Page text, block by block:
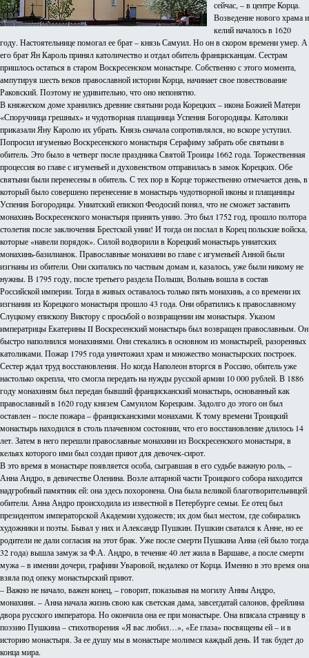
сейчас, – в центре Корца.
Возведение нового храма и
келий началось в 1620
году. Настоятельнице помогал ее брат – князь Самуил. Но он в скором времени умер. А
его брат Ян Кароль принял католичество и отдал обитель францисканцам. Сестрам
пришлось остаться в старом Воскресенском монастыре. Собственно с этого момента,
ампутируя шесть веков православной истории Корца, начинает свое повествование
Раковский. Поэтому не удивительно, что оно непонятно.
В княжеском доме хранились древние святыни рода Корецких – икона Божией Матери
«Споручница грешных» и чудотворная плащаница Успения Богородицы. Католики
приказали Яну Каролю их убрать. Князь сначала сопротивлялся, но вскоре уступил.
Попросил игуменью Воскресенского монастыря Серафиму забрать обе святыни в
обитель. Это было в четверг после праздника Святой Троицы 1662 года. Торжественная
процессия во главе с игуменьей и духовенством отправилась в замок Корецких. Обе
святыни были перенесены в обитель. С тех пор в Корце торжественно отмечается день, в
который было совершено перенесение в монастырь чудотворной иконы и плащаницы
Успения Богородицы. Униатский епископ Феодосий понял, что не сможет заставить
монахинь Воскресенского монастыря принять унию. Это был 1752 год, прошло полтора
столетия после заключения Брестской унии! И тогда он послал в Корец польские войска,
которые «навели порядок». Силой водворили в Корецкий монастырь униатских
монахинь-базилианок. Православные монахини во главе с игуменьей Анной были
изгнаны из обители. Они скитались по частным домам и, казалось, уже были никому не
нужны. В 1795 году, после третьего раздела Польши, Волынь вошла в состав
Российской империи. Тогда в живых оставалось только пять монахинь, а со времени их
изгнания из Корецкого монастыря прошло 43 года. Они обратились к православному
Слуцкому епископу Виктору с просьбой о возвращении им монастыря. Указом
императрицы Екатерины II Воскресенский монастырь был возвращен православным. Он
быстро наполнился монахинями. Они стекались в основном из монастырей, разоренных
католиками. Пожар 1795 года уничтожил храм и множество монастырских построек.
Сестер ждал труд восстановления. Но когда Наполеон вторгся в Россию, обитель уже
настолько окрепла, что смогла передать на нужды русской армии 10 000 рублей. В 1886
году монахиням был передан бывший францисканский монастырь, основанный как
православный в 1620 году князем Самуилом Корецким. Задолго до этого он был
оставлен – после пожара – францисканскими монахами. К тому времени Троицкий
монастырь находился в столь плачевном состоянии, что его восстановление длилось 14
лет. Затем в него перешли православные монахини из Воскресенского монастыря, в
кельях которого ими был создан приют для девочек-сирот.
В это время в монастыре появляется особа, сыгравшая в его судьбе важную роль, –
Анна Андро, в девичестве Оленина. Возле алтарной части Троицкого собора находится
надгробный памятник ей: она здесь похоронена. Она была великой благотворительницей
обители. Анна Андро происходила из известной в Петербурге семьи. Ее отец был
президентом императорской Академии художеств; их дом был местом, где собирались
художники и поэты. Бывал у них и Александр Пушкин. Пушкин сватался к Анне, но ее
родители не дали согласия на этот брак. Уже после смерти Пушкина Анна (ей было тогда
32 года) вышла замуж за Ф.А. Андро, в течение 40 лет жила в Варшаве, а после смерти
мужа – в имении дочери, графини Уваровой, недалеко от Корца. Именно в это время она
взяла под опеку монастырский приют.
– Важно не начало, важен конец, – говорит, показывая на могилу Анны Андро,
монахиня. – Анна начала жизнь свою как светская дама, завсегдатай салонов, фрейлина
двора русского императора. Но окончила она ее при монастыре. Она вписала страницу в
поэзию Пушкина – стихотворения «Я вас любил…», «Ее глаза» посвящены ей – и в
историю монастыря. За ее душу мы в монастыре молимся каждый день. И так будет до
конца мира.